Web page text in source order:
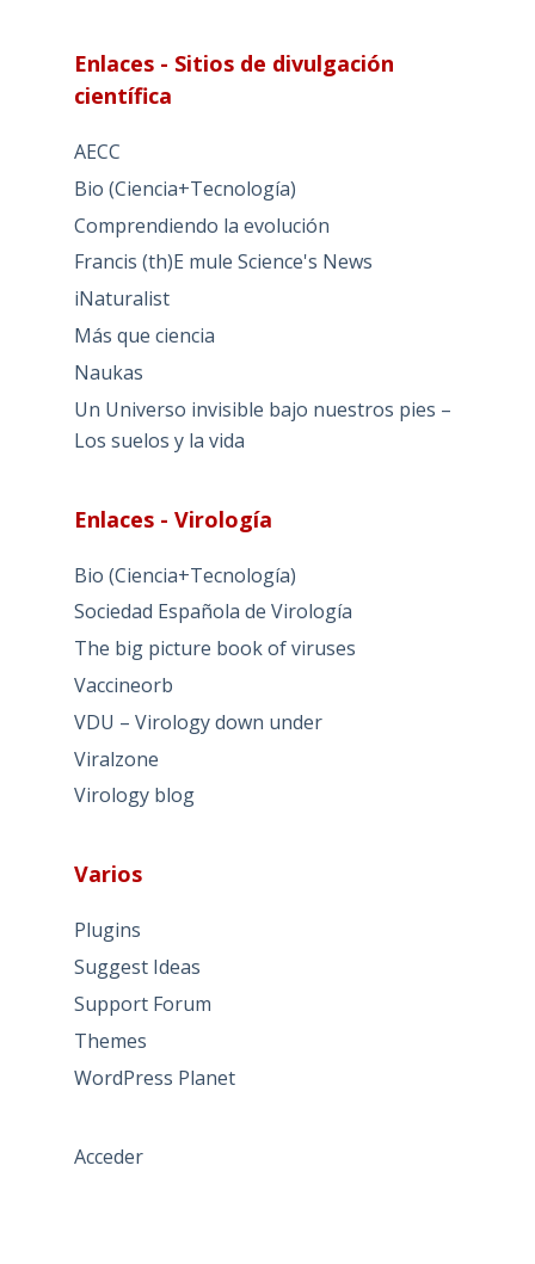
Enlaces - Sitios de divulgación
científica
AECC
Bio (Ciencia+Tecnología)
Comprendiendo la evolución
Francis (th)E mule Science's News
iNaturalist
Más que ciencia
Naukas
Un Universo invisible bajo nuestros pies –
Los suelos y la vida
Enlaces - Virología
Bio (Ciencia+Tecnología)
Sociedad Española de Virología
The big picture book of viruses
Vaccineorb
VDU – Virology down under
Viralzone
Virology blog
Varios
Plugins
Suggest Ideas
Support Forum
Themes
WordPress Planet
Acceder